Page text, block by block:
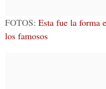
FOTOS: Esta fue la forma
los famosos